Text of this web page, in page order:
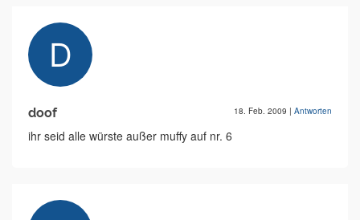
doof 18. Feb. 2009 | Antworten
ihr seid alle würste außer muffy auf nr. 6